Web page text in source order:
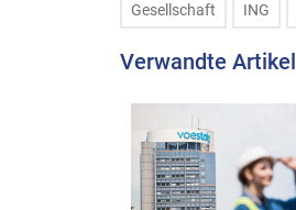
Gesellschaft ING
Verwandte Artikel